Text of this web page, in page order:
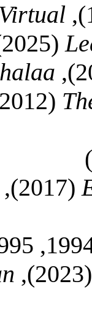
Virtual
(2025)
(2012),
(2017),
(2023),